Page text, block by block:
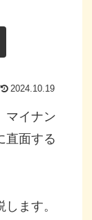
2024.10.19
マイナン
直面する
ます。